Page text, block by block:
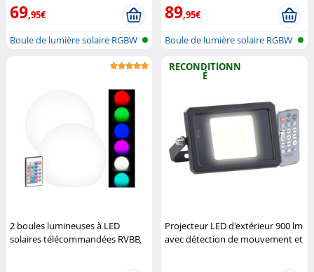
69,95€
Boule de lumière solaire RGBW
89,95€
Boule de lumière solaire RGBW
2 boules lumineuses à LED
solaires télécommandées RVBB,
RECONDITIONN
É
Projecteur LED d'extérieur 900 lm
avec détection de mouvement et